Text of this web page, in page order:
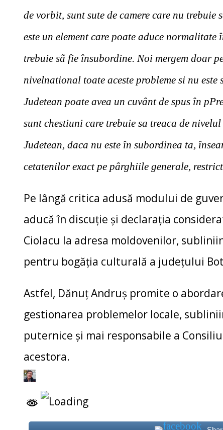
de vorbit, sunt sute de camere care nu
este un element care poate aduce
trebuie sã fie însubordine. Noi mergem doar
nivelnational toate aceste probleme si nu
Judetean poate avea un cuvânt de spus în
sunt chestiuni care trebuie sa treaca de
Judetean, daca nu este în subordinea ta,
cetatenilor exact pe pârghiile generale,
Pe lângă critica adusă modului de
aducă în discuție și declarația
Ciolacu la adresa moldovenilor,
pentru bogăția culturală a județului
Astfel, Dănuț Andruș promite o
gestionarea problemelor locale,
puternice și mai responsabile a
acestora.